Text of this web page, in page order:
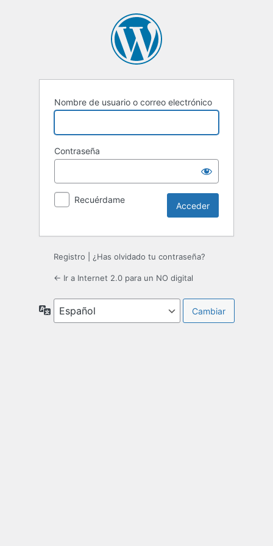
Nombre de usuario o correo electrónico
Contraseña
Recuérdame
Registro ¿Has olvidado tu contraseña?
← Ir a Internet 2.0 para un NO digital
Idioma